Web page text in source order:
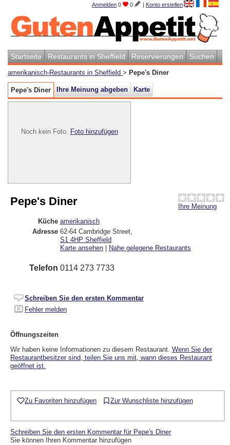
Anmelden 0 0 | Konto erstellen
Startseite Restaurants in Sheffield Reservierungen Suchen
amerikanisch-Restaurants in Sheffield > Pepe's Diner
Pepe's Diner Ihre Meinung abgeben Karte
Noch kein Foto. Foto hinzufügen
Ihre Meinung
Pepe's Diner
Küche amerikanisch
Adresse 62-64 Cambridge Street
S1 4HP Sheffield
Karte ansehen | Nahe gelegene Restaurants
Telefon 0114 273 7733
Schreiben Sie den ersten Kommentar
Fehler melden
Öffnungszeiten
Wir haben keine Informationen zu diesem Restaurant. Wenn Sie der
Restaurantbesitzer sind, teilen Sie uns mit, wann dieses Restaurant
geöffnet ist.
Zu Favoriten hinzufügen Zur Wunschliste hinzufügen
Schreiben Sie den ersten Kommentar für Pepe's Diner
Sie können Ihren Kommentar hinzufügen